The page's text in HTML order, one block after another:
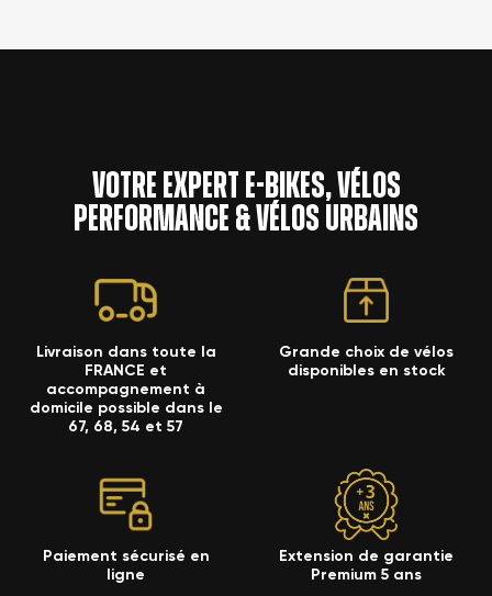
Votre expert e-bikes, vélos
performance & vélos urbains
Livraison dans toute la
FRANCE et
accompagnement à
domicile possible dans le
67, 68, 54 et 57
Grande choix de vélos
disponibles en stock
Paiement sécurisé en
ligne
Extension de garantie
Premium 5 ans